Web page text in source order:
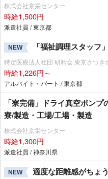
株式会社京栄センター
時給1,500円
派遣社員 / 東京都
NEW 「福祉調理スタッフ
特定医療法人社団 研精会 東京さつき
時給1,226円～
アルバイト・パート / 東京都
「寮完備」ドライ真空ポン
寮/製造・工場/工場・製造
株式会社京栄センター
時給1,300円
派遣社員 / 神奈川県
NEW 適度な距離感がちょ